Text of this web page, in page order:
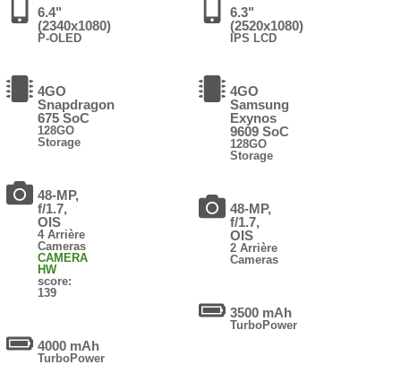
6.4"
(2340x1080)
P-OLED
4GO
Snapdragon
675 SoC
128GO
Storage
48-MP,
f/1.7,
OIS
4 Arrière
Cameras
CAMERA
HW
score:
139
4000 mAh
TurboPower
6.3"
(2520x1080)
IPS LCD
4GO
Samsung
Exynos
9609 SoC
128GO
Storage
48-MP,
f/1.7,
OIS
2 Arrière
Cameras
3500 mAh
TurboPower